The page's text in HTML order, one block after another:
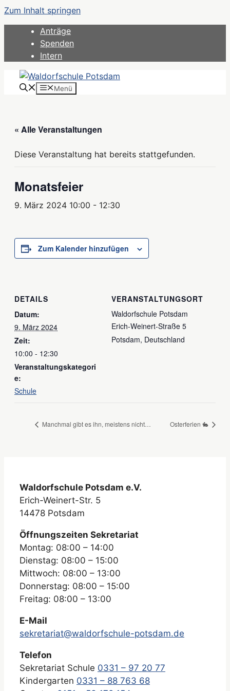
Zum Inhalt springen
Anträge
Spenden
Intern
Menü
« Alle Veranstaltungen
Diese Veranstaltung hat bereits stattgefunden.
Monatsfeier
9. März 2024 10:00 - 12:30
Zum Kalender hinzufügen
DETAILS
Datum:
9. März 2024
Zeit:
10:00 - 12:30
Veranstaltungskategori
e:
Schule
VERANSTALTUNGSORT
Waldorfschule Potsdam
Erich-Weinert-Straße 5
Potsdam, Deutschland
Manchmal gibt es ihn, meistens nicht… Osterferien 🐇
Waldorfschule Potsdam e.V.
Erich-Weinert-Str. 5
14478 Potsdam
Öffnungszeiten Sekretariat
Montag: 08:00 – 14:00
Dienstag: 08:00 – 15:00
Mittwoch: 08:00 – 13:00
Donnerstag: 08:00 – 15:00
Freitag: 08:00 – 13:00
E-Mail
sekretariat@waldorfschule-potsdam.de
Telefon
Sekretariat Schule 0331 – 97 20 77
Kindergarten 0331 – 88 763 68